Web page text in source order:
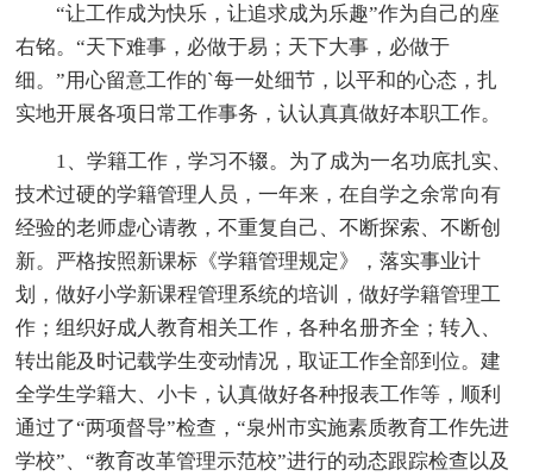
“让工作成为快乐，让追求成为乐趣”作为自己的座
右铭。“天下难事，必做于易；天下大事，必做于
细。”用心留意工作的`每一处细节，以平和的心态，扎
实地开展各项日常工作事务，认认真真做好本职工作。
1、学籍工作，学习不辍。为了成为一名功底扎实、
技术过硬的学籍管理人员，一年来，在自学之余常向有
经验的老师虚心请教，不重复自己、不断探索、不断创
新。严格按照新课标《学籍管理规定》，落实事业计
划，做好小学新课程管理系统的培训，做好学籍管理工
作；组织好成人教育相关工作，各种名册齐全；转入、
转出能及时记载学生变动情况，取证工作全部到位。建
全学生学籍大、小卡，认真做好各种报表工作等，顺利
通过了“两项督导”检查，“泉州市实施素质教育工作先进
学校”、“教育改革管理示范校”进行的动态跟踪检查以及